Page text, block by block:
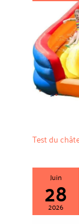
Test du
Juin
28
2026